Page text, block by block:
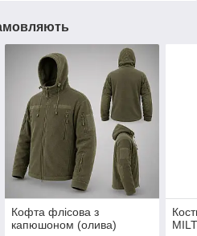
Кофта флісова з
капюшоном (олива)